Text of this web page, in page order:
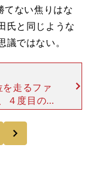
てない焦りはな
氏と同じような
ではない。
走るファ
４度目のマ
吹いてい
本の仕事の